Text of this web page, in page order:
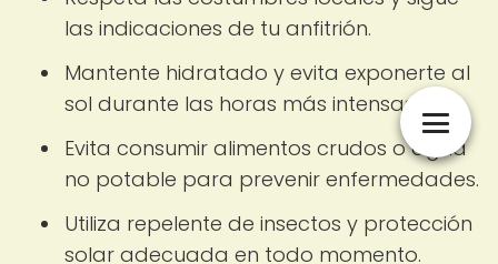
las indicaciones de tu anfitrión.
Mantente hidratado y evita exponerte al
sol durante las horas más intensas.
Evita consumir alimentos crudos o agua
no potable para prevenir enfermedades.
Utiliza repelente de insectos y protección
solar adecuada en todo momento.